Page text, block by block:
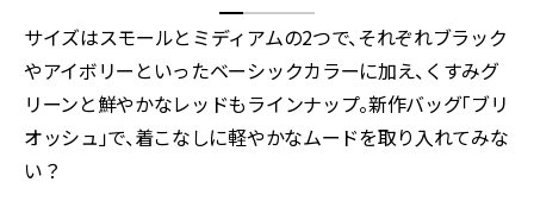
サイズはスモールとミディアムの2つで、それぞれブラック
やアイボリーといったベーシックカラーに加え、くすみグ
リーンと鮮やかなレッドもラインナップ。新作バッグ「ブリ
オッシュ」で、着こなしに軽やかなムードを取り入れてみな
い？